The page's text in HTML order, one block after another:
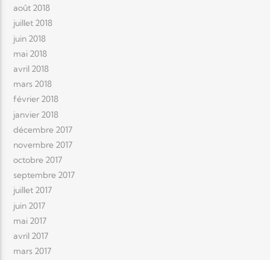
août 2018
juillet 2018
juin 2018
mai 2018
avril 2018
mars 2018
février 2018
janvier 2018
décembre 2017
novembre 2017
octobre 2017
septembre 2017
juillet 2017
juin 2017
mai 2017
avril 2017
mars 2017